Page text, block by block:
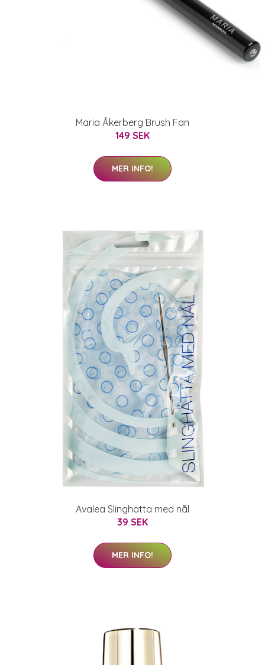
Maria Åkerberg Brush Fan
149 SEK
MER INFO!
Avalea Slinghätta med nål
39 SEK
MER INFO!